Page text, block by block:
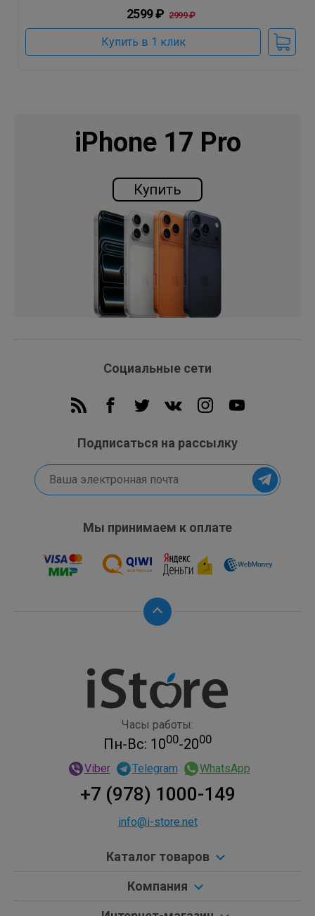
2599 ₽ 2999 ₽
Купить в 1 клик
iPhone 17 Pro
Купить
Социальные сети
Подписаться на рассылку
Мы принимаем к оплате
Часы работы:
Пн-Вс: 1000-2000
Viber Telegram WhatsApp
+7 (978) 1000-149
info@i-store.net
Каталог товаров
Компания